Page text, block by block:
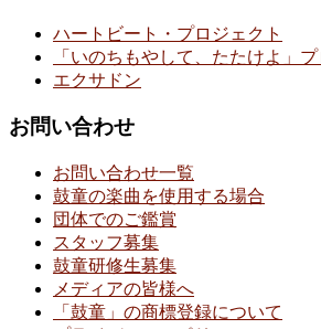
ハートビート・プロジェクト
「いのちもやして、たたけよ」
エクサドン
お問い合わせ
お問い合わせ一覧
鼓童の楽曲を使用する場合
団体でのご鑑賞
スタッフ募集
鼓童研修生募集
メディアの皆様へ
「鼓童」の商標登録について